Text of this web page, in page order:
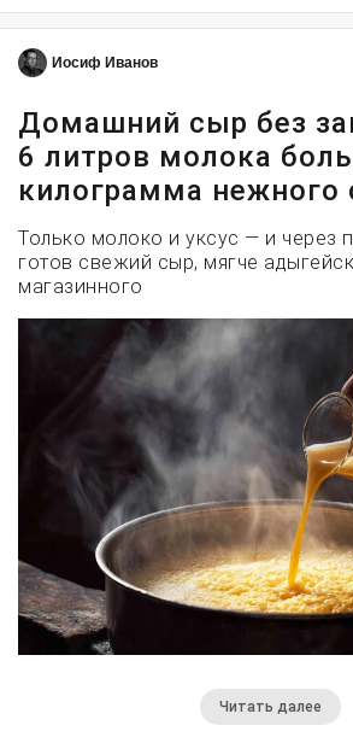
Иосиф Иванов
Домашний сыр без
6 литров молока
килограмма нежного
Только молоко и уксус — и через
готов свежий сыр, мягче
магазинного
Читать далее